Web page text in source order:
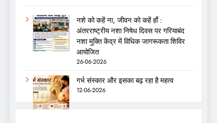
नशे को कहें ना, जीवन को कहें हाँ :
अंतरराष्ट्रीय नशा निषेध दिवस पर गरियाबंद
नशा मुक्ति केंद्र में विधिक जागरूकता शिविर
आयोजित
26-06-2026
गर्भ संस्कार और इसका बढ़ रहा है महत्व
12-06-2026